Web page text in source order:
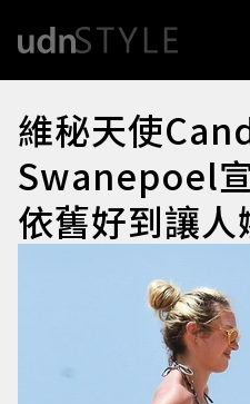
維秘天使
Swanepoel
依舊好到讓人